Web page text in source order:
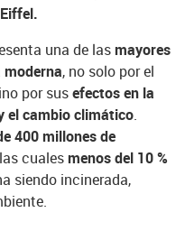
una de lasmayores
moderna, no solo por el
por susefectos en la
el cambio climático.
400 millones de
cualesmenos del 10 %
siendo incinerada,